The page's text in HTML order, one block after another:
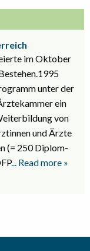
im Oktober
unter der
ein
von
und Ärzte
(= 250 Diplom-
... Read more »